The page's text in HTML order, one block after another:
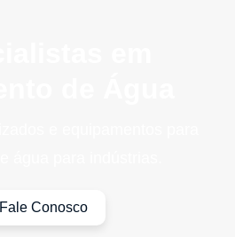
Fale Conosco